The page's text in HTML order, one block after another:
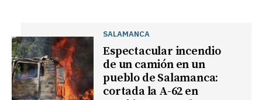
SALAMANCA
Espectacular incendio
de un camión en un
pueblo de Salamanca:
cortada la A-62 en